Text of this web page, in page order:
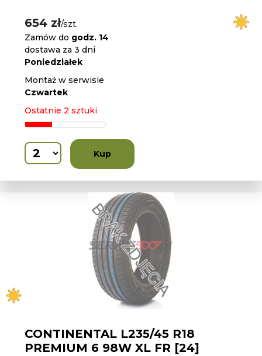
654 zł/szt.
Zamów do godz. 14
dostawa za 3 dni
Poniedziałek
Montaż w serwisie
Czwartek
Ostatnie 2 sztuki
Kup
CONTINENTAL L235/45 R18
PREMIUM 6 98W XL FR [24]